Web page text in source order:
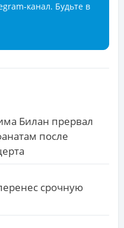
канал. Будьте в
Билан прервал
после
срочную